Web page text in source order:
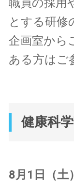
職員の採用
とする研修
企画室から
ある方はご
健康科
8月1日（